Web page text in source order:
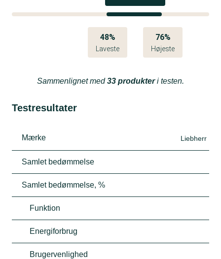
48%
Laveste
76%
Højeste
Sammenlignet med33 produkteri testen.
Testresultater
Mærke Liebherr
Samlet bedømmelse
Samlet bedømmelse, %
Funktion
Energiforbrug
Brugervenlighed